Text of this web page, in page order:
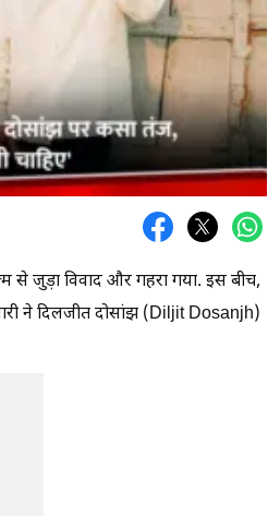
जुड़ा विवाद और गहरा गया. इस बीच,
ने दिलजीत दोसांझ (Diljit Dosanjh)